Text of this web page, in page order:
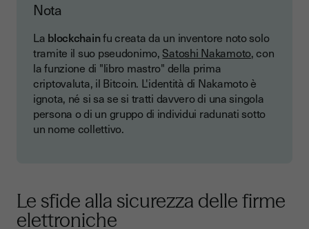
Nota
La blockchainfu creata da un inventore noto solo
tramite il suo pseudonimo,Satoshi Nakamoto, con
la funzione di "libro mastro" della prima
criptovaluta, il Bitcoin. L'identità di Nakamoto è
ignota, né si sa se si tratti davvero di una singola
persona o di un gruppo di individui radunati sotto
un nome collettivo.
Le sfide alla sicurezza delle firme
elettroniche